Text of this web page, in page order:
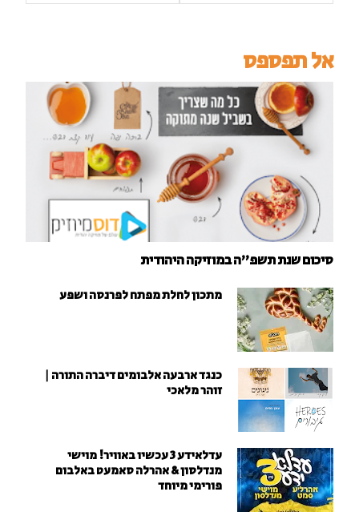
אל תפספס
סיכום שנת תשפ"ה במוזיקה היהודית
מתכון לחלת מפתח לפרנסה ושפע
כנגד ארבעה אלבומים דיברה התורה |
זוהר מלאכי
עדלאידע 3 עכשיו באוויר! מוישי
מנדלסון & אהרלה סאמעט באלבום
פורימי מיוחד